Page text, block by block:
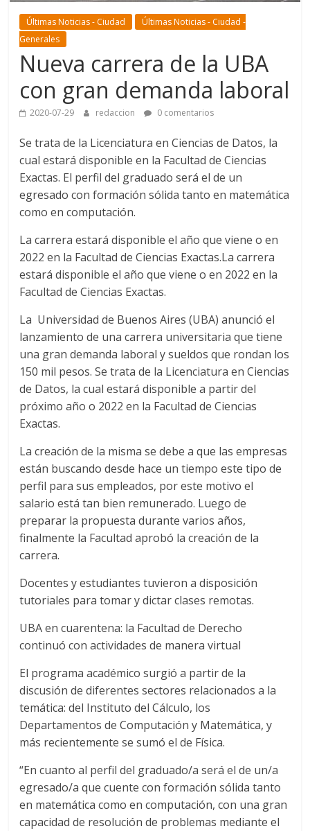
Últimas Noticias - Ciudad
Últimas Noticias - Ciudad -
Generales
Nueva carrera de la UBA
con gran demanda laboral
2020-07-29 redaccion 0 comentarios
Se trata de la Licenciatura en Ciencias de Datos, la
cual estará disponible en la Facultad de Ciencias
Exactas. El perfil del graduado será el de un
egresado con formación sólida tanto en matemática
como en computación.
La carrera estará disponible el año que viene o en
2022 en la Facultad de Ciencias Exactas.La carrera
estará disponible el año que viene o en 2022 en la
Facultad de Ciencias Exactas.
La Universidad de Buenos Aires (UBA) anunció el
lanzamiento de una carrera universitaria que tiene
una gran demanda laboral y sueldos que rondan los
150 mil pesos. Se trata de la Licenciatura en Ciencias
de Datos, la cual estará disponible a partir del
próximo año o 2022 en la Facultad de Ciencias
Exactas.
La creación de la misma se debe a que las empresas
están buscando desde hace un tiempo este tipo de
perfil para sus empleados, por este motivo el
salario está tan bien remunerado. Luego de
preparar la propuesta durante varios años,
finalmente la Facultad aprobó la creación de la
carrera.
Docentes y estudiantes tuvieron a disposición
tutoriales para tomar y dictar clases remotas.
UBA en cuarentena: la Facultad de Derecho
continuó con actividades de manera virtual
El programa académico surgió a partir de la
discusión de diferentes sectores relacionados a la
temática: del Instituto del Cálculo, los
Departamentos de Computación y Matemática, y
más recientemente se sumó el de Física.
“En cuanto al perfil del graduado/a será el de un/a
egresado/a que cuente con formación sólida tanto
en matemática como en computación, con una gran
capacidad de resolución de problemas mediante el